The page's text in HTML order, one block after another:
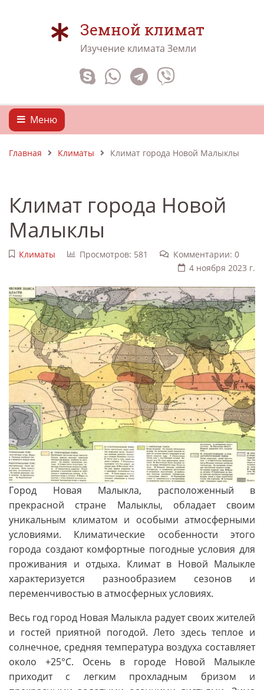
Земной климат
Изучение климата Земли
Меню
Главная Климаты Климат города Новой Малыклы
Климат города Новой
Малыклы
Климаты Просмотров: 581
Комментарии: 0
4 ноября 2023 г.
Город Новая Малыкла, расположенный в
прекрасной стране Малыклы, обладает своим
уникальным климатом и особыми атмосферными
условиями. Климатические особенности этого
города создают комфортные погодные условия для
проживания и отдыха. Климат в Новой Малыкле
характеризуется разнообразием сезонов и
переменчивостью в атмосферных условиях.
Весь год город Новая Малыкла радует своих жителей
и гостей приятной погодой. Лето здесь теплое и
солнечное, средняя температура воздуха составляет
около +25°C. Осень в городе Новой Малыкле
приходит с легким прохладным бризом и